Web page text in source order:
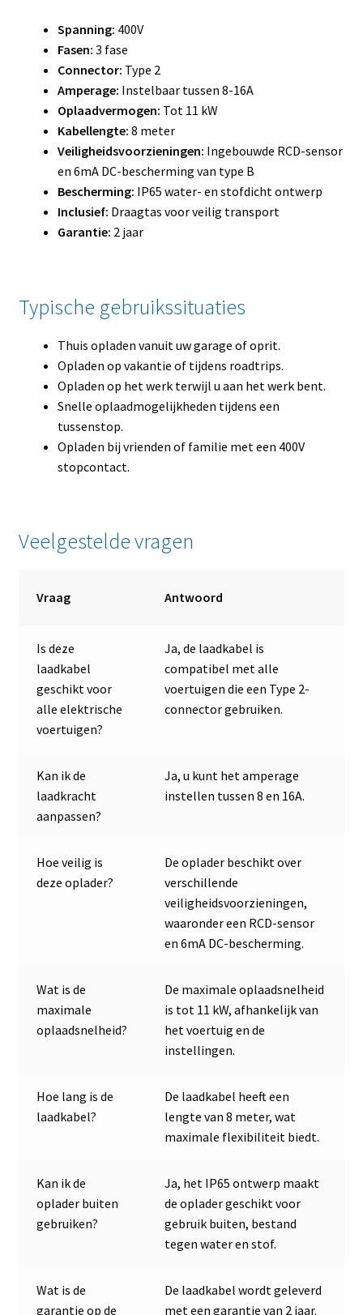
Spanning: 400V
Fasen: 3 fase
Connector: Type 2
Amperage: Instelbaar tussen 8-16A
Oplaadvermogen: Tot 11 kW
Kabellengte: 8 meter
Veiligheidsvoorzieningen: Ingebouwde RCD-sensor
en 6mA DC-bescherming van type B
Bescherming: IP65 water- en stofdicht ontwerp
Inclusief: Draagtas voor veilig transport
Garantie: 2 jaar
Typische gebruikssituaties
Thuis opladen vanuit uw garage of oprit.
Opladen op vakantie of tijdens roadtrips.
Opladen op het werk terwijl u aan het werk bent.
Snelle oplaadmogelijkheden tijdens een
tussenstop.
Opladen bij vrienden of familie met een 400V
stopcontact.
Veelgestelde vragen
Vraag Antwoord
Is deze
laadkabel
geschikt voor
alle elektrische
voertuigen?
Ja, de laadkabel is
compatibel met alle
voertuigen die een Type 2-
connector gebruiken.
Kan ik de
laadkracht
aanpassen?
Ja, u kunt het amperage
instellen tussen 8 en 16A.
Hoe veilig is
deze oplader?
De oplader beschikt over
verschillende
veiligheidsvoorzieningen,
waaronder een RCD-sensor
en 6mA DC-bescherming.
Wat is de
maximale
oplaadsnelheid?
De maximale oplaadsnelheid
is tot 11 kW, afhankelijk van
het voertuig en de
instellingen.
Hoe lang is de
laadkabel?
De laadkabel heeft een
lengte van 8 meter, wat
maximale flexibiliteit biedt.
Kan ik de
oplader buiten
gebruiken?
Ja, het IP65 ontwerp maakt
de oplader geschikt voor
gebruik buiten, bestand
tegen water en stof.
Wat is de
garantie op de
De laadkabel wordt geleverd
met een garantie van 2 jaar.